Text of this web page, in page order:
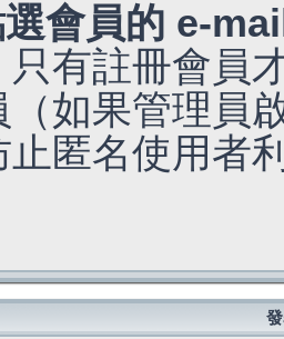
會員的 e-
只有註冊會員
（如果管理員
止匿名使用者